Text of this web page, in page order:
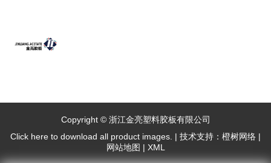
Copyright © 浙江金亮塑料胶板有限公司
Click here to download all product images. | 技术支持：橙树网络 |
网站地图 | XML